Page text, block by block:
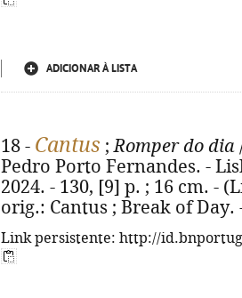
ADICIONAR À LISTA
18 - Cantus ;Romper do dia
Pedro Porto Fernandes. -
2024. - 130, [9] p. ; 16 cm. -
orig.: Cantus ; Break of Day.
Link persistente: http://